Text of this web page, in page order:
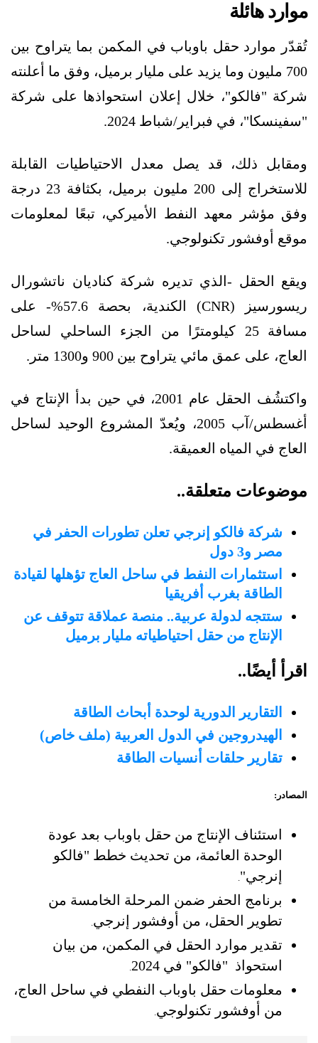
موارد هائلة
تُقدّر موارد حقل باوباب في المكمن بما يتراوح بين
700 مليون وما يزيد على مليار برميل، وفق ما أعلنته
شركة "فالكو"، خلال إعلان استحواذها على شركة
"سفينسكا"، في فبراير/شباط 2024.
ومقابل ذلك، قد يصل معدل الاحتياطيات القابلة
للاستخراج إلى 200 مليون برميل، بكثافة 23 درجة
وفق مؤشر معهد النفط الأميركي، تبعًا لمعلومات
موقع أوفشور تكنولوجي.
ويقع الحقل -الذي تديره شركة كناديان ناتشورال
ريسورسيز (CNR) الكندية، بحصة 57.6%- على
مسافة 25 كيلومترًا من الجزء الساحلي لساحل
العاج، على عمق مائي يتراوح بين 900 و1300 متر.
واكتشُف الحقل عام 2001، في حين بدأ الإنتاج في
أغسطس/آب 2005، ويُعدّ المشروع الوحيد لساحل
العاج في المياه العميقة.
موضوعات متعلقة..
شركة فالكو إنرجي تعلن تطورات الحفر في
مصر و3 دول
استثمارات النفط في ساحل العاج تؤهلها لقيادة
الطاقة بغرب أفريقيا
ستتجه لدولة عربية.. منصة عملاقة تتوقف عن
الإنتاج من حقل احتياطياته مليار برميل
اقرأ أيضًا..
التقارير الدورية لوحدة أبحاث الطاقة
الهيدروجين في الدول العربية (ملف خاص)
تقارير حلقات أنسيات الطاقة
المصادر:
استئناف الإنتاج من حقل باوباب بعد عودة
الوحدة العائمة، من تحديث خطط "فالكو
إنرجي"
برنامج الحفر ضمن المرحلة الخامسة من
تطوير الحقل، من أوفشور إنرجي
تقدير موارد الحقل في المكمن، من بيان
استحواذ "فالكو" في 2024
معلومات حقل باوباب النفطي في ساحل العاج،
من أوفشور تكنولوجي